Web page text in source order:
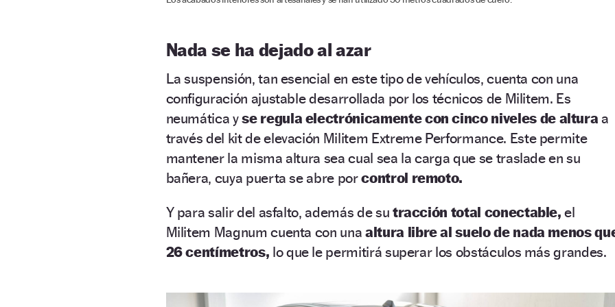
Nada se ha dejado al azar
La suspensión, tan esencial en este tipo de vehículos, cuenta con una
configuración ajustable desarrollada por los técnicos de Militem. Es
neumática yse regula electrónicamente con cinco niveles de altura a
través del kit de elevación Militem Extreme Performance. Este permite
mantener la misma altura sea cual sea la carga que se traslade en su
bañera, cuya puerta se abre porcontrol remoto.
Y para salir del asfalto, además de su tracción total conectable, el
Militem Magnum cuenta con una altura libre al suelo de nada menos
26 centímetros, lo que le permitirá superar los obstáculos más grandes.